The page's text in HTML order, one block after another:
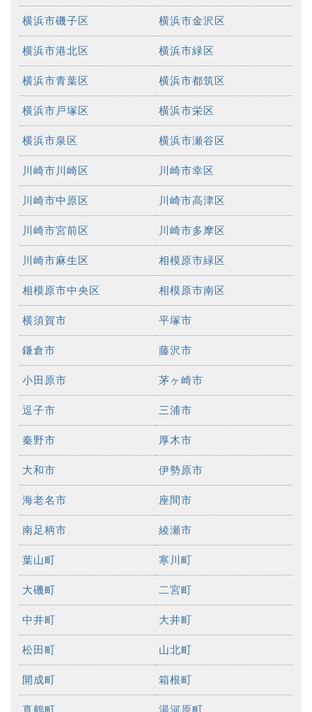
横浜市磯子区 横浜市金沢区
横浜市港北区 横浜市緑区
横浜市青葉区 横浜市都筑区
横浜市戸塚区 横浜市栄区
横浜市泉区 横浜市瀬谷区
川崎市川崎区 川崎市幸区
川崎市中原区 川崎市高津区
川崎市宮前区 川崎市多摩区
川崎市麻生区 相模原市緑区
相模原市中央区 相模原市南区
横須賀市 平塚市
鎌倉市 藤沢市
小田原市 茅ヶ崎市
逗子市 三浦市
秦野市 厚木市
大和市 伊勢原市
海老名市 座間市
南足柄市 綾瀬市
葉山町 寒川町
大磯町 二宮町
中井町 大井町
松田町 山北町
開成町 箱根町
真鶴町 湯河原町